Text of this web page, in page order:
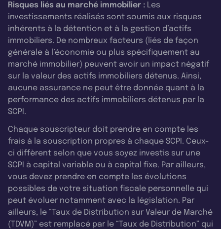
Risques liés au marché immobilier : Les
investissements réalisés sont soumis aux risques
inhérents à la détention et à la gestion d’actifs
immobiliers. De nombreux facteurs (liés de façon
générale à l’économie ou plus spécifiquement au
marché immobilier) peuvent avoir un impact négatif
sur la valeur des actifs immobiliers détenus. Ainsi,
aucune assurance ne peut être donnée quant à la
performance des actifs immobiliers détenus par la
SCPI.
Chaque souscripteur doit prendre en compte les
frais à la souscription propres à chaque SCPI. Ceux-
ci diffèrent selon que vous soyez investis sur une
SCPI à capital variable ou à capital fixe. Par ailleurs,
vous devez prendre en compte les évolutions
possibles de votre situation fiscale personnelle qui
peut évoluer notamment avec la législation. Par
ailleurs, le “Taux de Distribution sur Valeur de Marché
(TDVM)” est remplacé par le “Taux de Distribution” qui